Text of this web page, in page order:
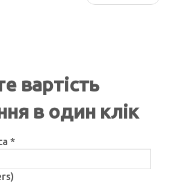
вартість
в один клік
*